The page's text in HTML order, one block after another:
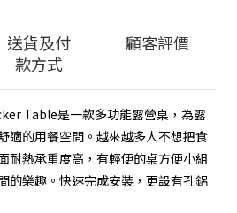
送貨及付
款方式
顧客評價
Table是一款多功能露營桌，為露
適的用餐空間。越來越多人不想把食
耐熱承重度高，有輕便的桌方便小組
的樂趣。快速完成安裝，更設有孔鋁